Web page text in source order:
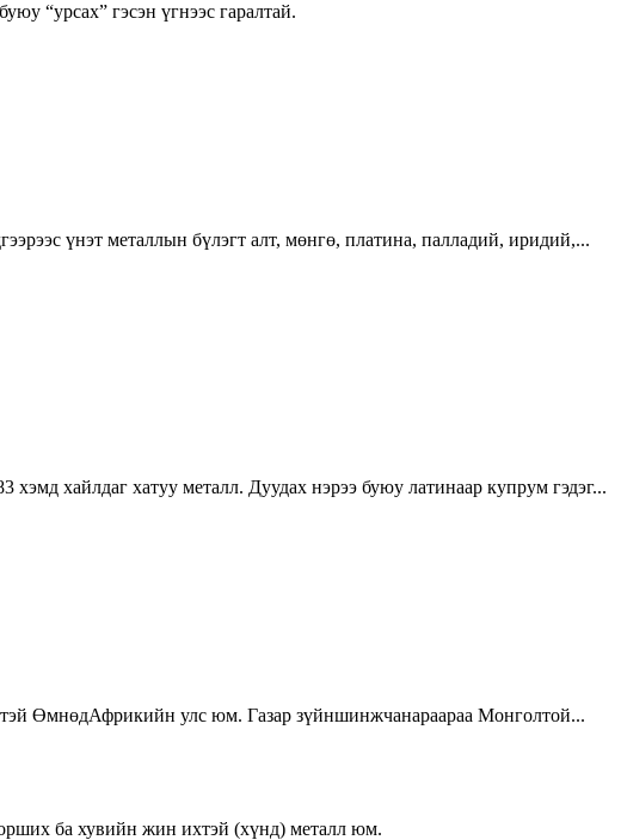
“урсах” гэсэн үгнээс гаралтай.
үнэт металлын бүлэгт алт, мөнгө, платина, палладий, иридий,...
хайлдаг хатуу металл. Дуудах нэрээ буюу латинаар купрум гэдэг...
ӨмнөдАфрикийн улс юм. Газар зүйншинжчанараараа Монголтой...
орших ба хувийн жин ихтэй (хүнд) металл юм.